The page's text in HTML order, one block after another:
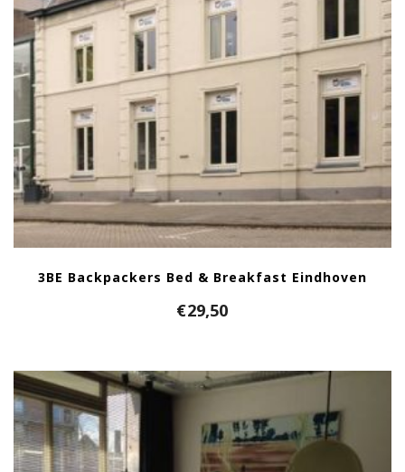
3BE Backpackers Bed & Breakfast Eindhoven
€29,50